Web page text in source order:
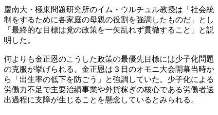
慶南大・極東問題研究所のイム・ウルチュル教授は「社会統
制をするために各家庭の母親の役割を強調したものだ」とし
「最終的な目標は党の政策を一矢乱れず貫徹すること」と説
明した。
何よりも金正恩のこうした政策の最優先目標には少子化問題
の克服が挙げられる。金正恩は３日のオモニ大会開幕当時か
ら「出生率の低下を防ごう」と強調していた。少子化による
労働力不足で主要治績事業や外貨稼ぎの核心である労働者送
出過程に支障が生じることを懸念しているとみられる。